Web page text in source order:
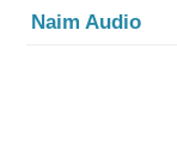
Naim Audio